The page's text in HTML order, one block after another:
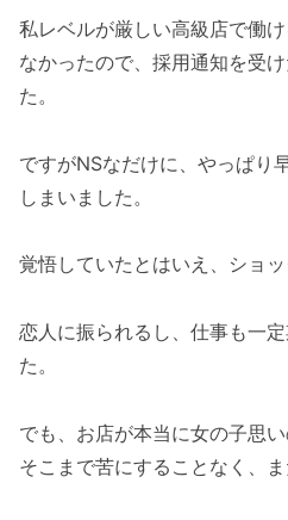
私レベルが厳しい高級店で働
なかったので、採用通知を受
た。
ですがNSなだけに、やっぱり
しまいました。
覚悟していたとはいえ、ショッ
恋人に振られるし、仕事も一
た。
でも、お店が本当に女の子思
そこまで苦にすることなく、ま